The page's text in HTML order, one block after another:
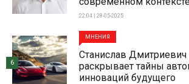
22:04 | 28-05-2025
МНЕНИЯ
Станислав
раскрывает тайны
инноваций будущего
6